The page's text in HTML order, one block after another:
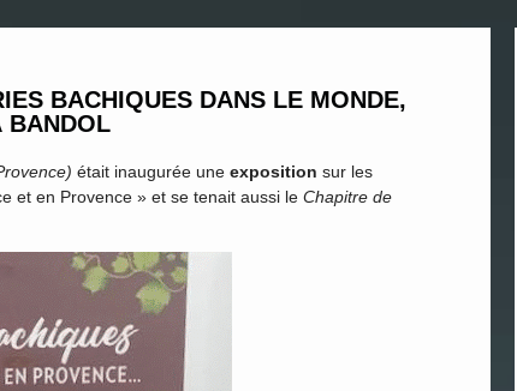
BACHIQUES DANS LE MONDE,
BANDOL
était inaugurée une exposition sur les
et en Provence » et se tenait aussi le Chapitre de